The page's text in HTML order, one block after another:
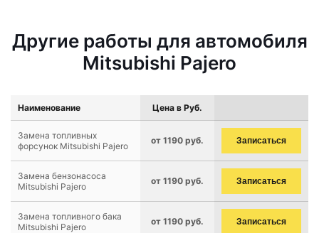
Другие работы для автомобиля
Mitsubishi Pajero
Наименование Цена в Руб.
Замена топливных
форсунок Mitsubishi Pajero
от 1190 руб. Записаться
Замена бензонасоса
Mitsubishi Pajero
от 1190 руб. Записаться
Замена топливного бака
Mitsubishi Pajero
от 1190 руб. Записаться